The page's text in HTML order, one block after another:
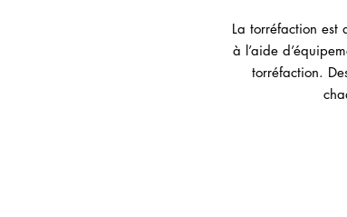
La torréfaction est
à l’aide
torréfaction.